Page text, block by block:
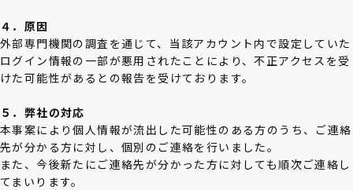
４．原因
外部専門機関の調査を通じて、当該アカウント内で設定していた
ログイン情報の一部が悪用されたことにより、不正アクセスを受
けた可能性があるとの報告を受けております。
５．弊社の対応
本事案により個人情報が流出した可能性のある方のうち、ご連絡
先が分かる方に対し、個別のご連絡を行いました。
また、今後新たにご連絡先が分かった方に対しても順次ご連絡し
てまいります。